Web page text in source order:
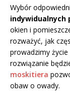
Wybór
indywidualnych
okien i
rozważyć, jak
prowadzimy
rozwiązanie
moskitiera
obaw o owady.